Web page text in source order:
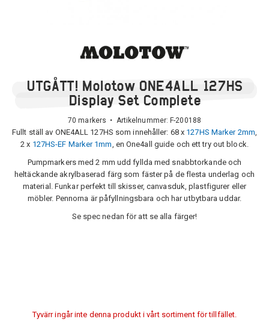
UTGÅTT! Molotow ONE4ALL 127HS
Display Set Complete
70 markers • Artikelnummer: F-200188
Fullt ställ av ONE4ALL 127HS som innehåller: 68 x 127HS Marker 2mm,
2 x 127HS-EF Marker 1mm, en One4all guide och ett try out block.
Pumpmarkers med 2 mm udd fyllda med snabbtorkande och
heltäckande akrylbaserad färg som fäster på de flesta underlag och
material. Funkar perfekt till skisser, canvasduk, plastfigurer eller
möbler. Pennorna är påfyllningsbara och har utbytbara uddar.
Se spec nedan för att se alla färger!
Tyvärr ingår inte denna produkt i vårt sortiment för tillfället.